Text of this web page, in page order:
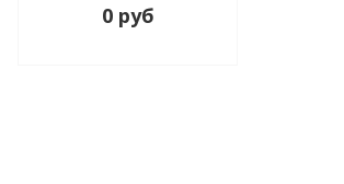
0 руб